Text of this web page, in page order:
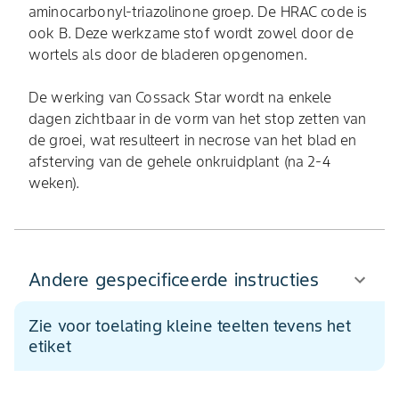
aminocarbonyl-triazolinone groep. De HRAC code is
ook B. Deze werkzame stof wordt zowel door de
wortels als door de bladeren opgenomen.
De werking van Cossack Star wordt na enkele
dagen zichtbaar in de vorm van het stop zetten van
de groei, wat resulteert in necrose van het blad en
afsterving van de gehele onkruidplant (na 2-4
weken).
Andere gespecificeerde instructies
Zie voor toelating kleine teelten tevens het
etiket